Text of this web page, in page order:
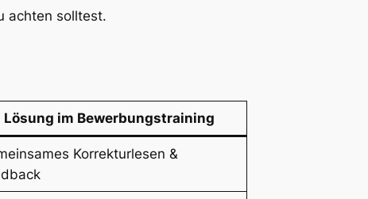
achten solltest.
Lösung im Bewerbungstraining
Korrekturlesen &